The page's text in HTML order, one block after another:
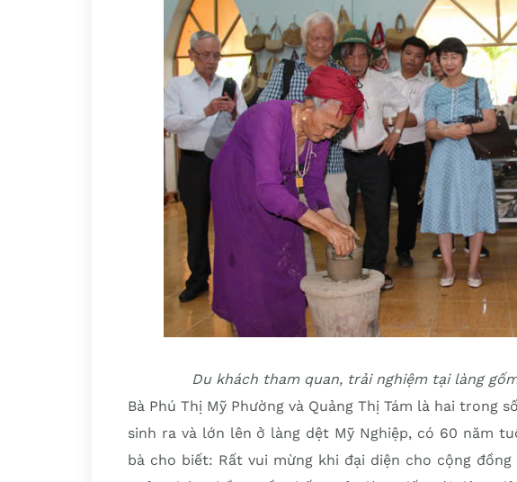
Du khách tham quan, trải nghiệm tại làng
Bà Phú Thị Mỹ Phường và Quảng Thị Tám là hai trong
sinh ra và lớn lên ở làng dệt Mỹ Nghiệp, có 60 năm
bà cho biết: Rất vui mừng khi đại diện cho cộng